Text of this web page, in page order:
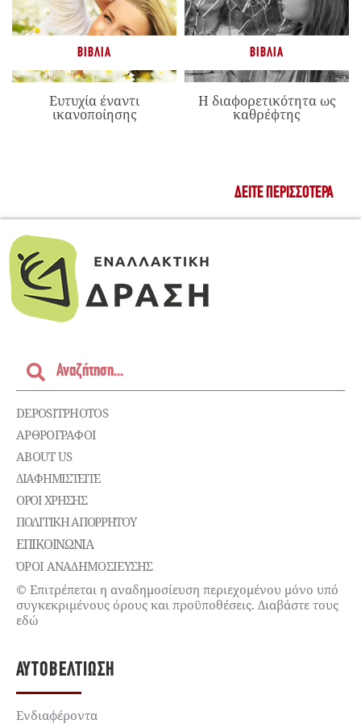
ΒΙΒΛΊΑ
Ευτυχία έναντι
ικανοποίησης
ΒΙΒΛΊΑ
Η διαφορετικότητα ως
καθρέφτης
ΔΕΊΤΕ ΠΕΡΙΣΣΌΤΕΡΑ
DEPOSITPHOTOS
ΑΡΘΡΟΓΡΑΦΟΙ
ABOUT US
ΔΙΑΦΗΜΙΣΤΕΊΤΕ
ΌΡΟΙ ΧΡΉΣΗΣ
ΠΟΛΙΤΙΚΉ ΑΠΟΡΡΉΤΟΥ
ΕΠΙΚΟΙΝΩΝΊΑ
ΌΡΟΙ ΑΝΑΔΗΜΟΣΙΕΥΣΗΣ
© Επιτρέπεται η αναδημοσίευση περιεχομένου μόνο υπό
συγκεκριμένους όρους και προϋποθέσεις. Διαβάστε τους
εδώ
ΑΥΤΟΒΕΛΤΊΩΣΗ
Ενδιαφέροντα